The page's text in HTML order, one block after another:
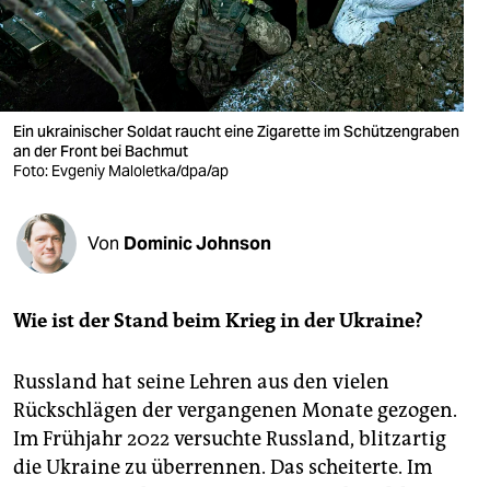
wahrheit
verlag
verlag
veranstaltungen
shop
fragen & hilfe
genossenschaft
epaper login
Ein ukrainischer Soldat raucht eine Zigarette im Schützengraben
an der Front bei Bachmut
Foto: Evgeniy Maloletka/dpa/ap
Von Dominic Johnson
Wie ist der Stand beim Krieg in der Ukraine?
Russland hat seine Lehren aus den vielen
Rückschlägen der vergangenen Monate gezogen.
Im Frühjahr 2022 versuchte Russland, blitzartig
die Ukraine zu überrennen. Das scheiterte. Im